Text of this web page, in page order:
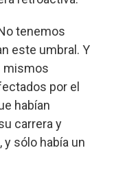
tenemos
este umbral. Y
mismos
por el
habían
carrera y
sólo había un